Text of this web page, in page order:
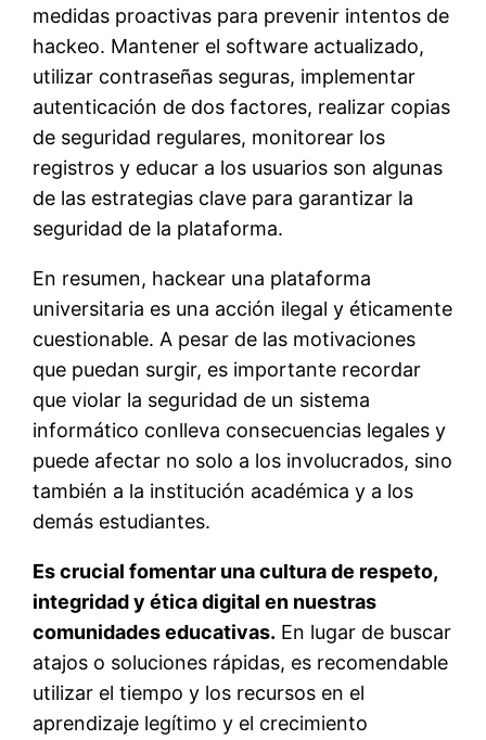
medidas proactivas para prevenir intentos de
hackeo. Mantener el software actualizado,
utilizar contraseñas seguras, implementar
autenticación de dos factores, realizar copias
de seguridad regulares, monitorear los
registros y educar a los usuarios son algunas
de las estrategias clave para garantizar la
seguridad de la plataforma.
En resumen, hackear una plataforma
universitaria es una acción ilegal y éticamente
cuestionable. A pesar de las motivaciones
que puedan surgir, es importante recordar
que violar la seguridad de un sistema
informático conlleva consecuencias legales y
puede afectar no solo a los involucrados, sino
también a la institución académica y a los
demás estudiantes.
Es crucial fomentar una cultura de respeto,
integridad y ética digital en nuestras
comunidades educativas. En lugar de buscar
atajos o soluciones rápidas, es recomendable
utilizar el tiempo y los recursos en el
aprendizaje legítimo y el crecimiento